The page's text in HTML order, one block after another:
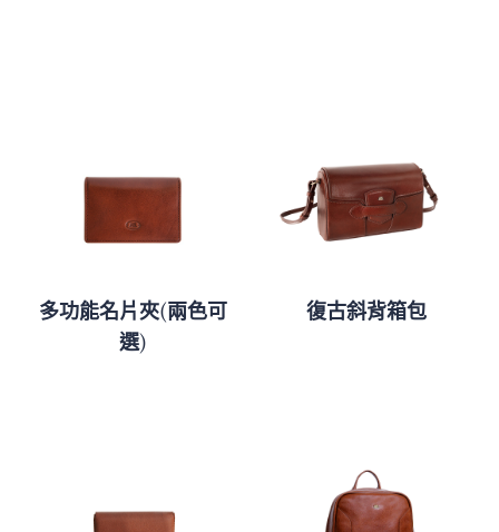
多功能名片夾(兩色可
選)
復古斜背箱包